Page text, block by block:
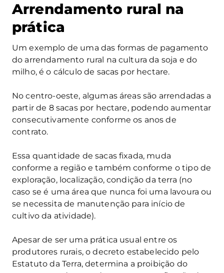
Arrendamento rural na
prática
Um exemplo de uma das formas de pagamento
do arrendamento rural na cultura da soja e do
milho, é o cálculo de sacas por hectare.
No centro-oeste, algumas áreas são arrendadas a
partir de 8 sacas por hectare, podendo aumentar
consecutivamente conforme os anos de
contrato.
Essa quantidade de sacas fixada, muda
conforme a região e também conforme o tipo de
exploração, localização, condição da terra (no
caso se é uma área que nunca foi uma lavoura ou
se necessita de manutenção para início de
cultivo da atividade).
Apesar de ser uma prática usual entre os
produtores rurais, o decreto estabelecido pelo
Estatuto da Terra, determina a proibição do